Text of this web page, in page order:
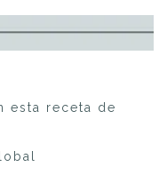
esta receta de